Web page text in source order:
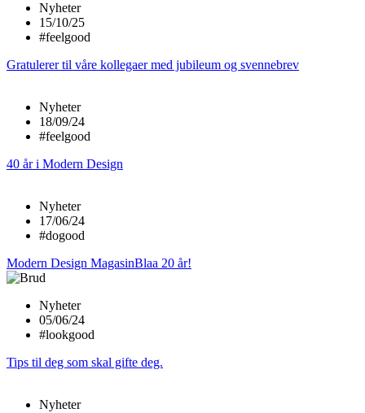
Nyheter
15/10/25
#feelgood
Gratulerer til våre kollegaer med jubileum og svennebrev
Nyheter
18/09/24
#feelgood
40 år i Modern Design
Nyheter
17/06/24
#dogood
Modern Design MagasinBlaa 20 år!
Nyheter
05/06/24
#lookgood
Tips til deg som skal gifte deg.
Nyheter